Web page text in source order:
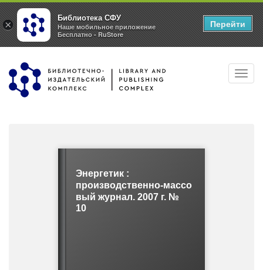
Перейти
основному
Энергетик :
производственно-массо
вый журнал. 2007 г. №
10
×
Библиотека СФУ
Наше мобильное приложение
Бесплатно - RuStore
Перейти